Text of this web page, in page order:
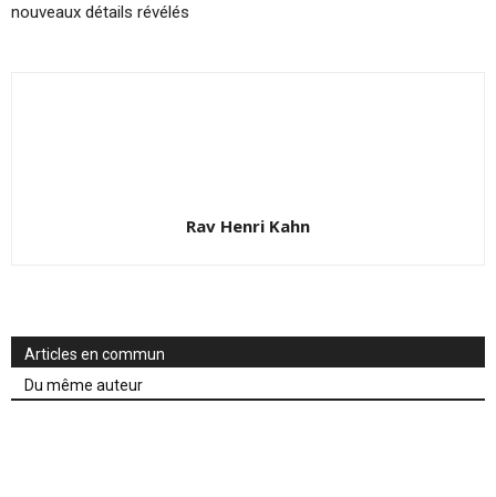
nouveaux détails révélés
Rav Henri Kahn
Articles en commun
Du même auteur